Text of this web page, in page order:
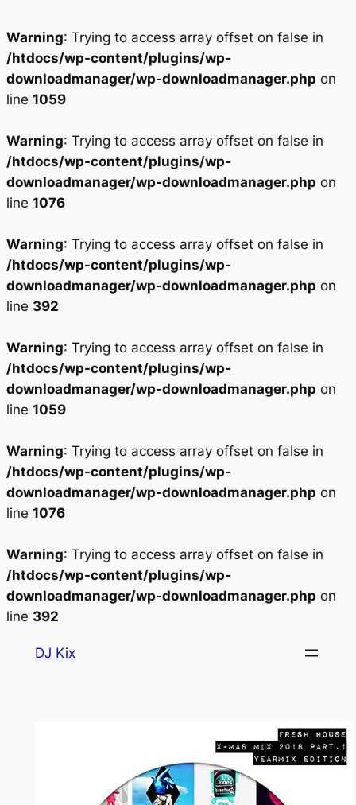
Warning: Trying to access array offset on false in
/htdocs/wp-content/plugins/wp-
downloadmanager/wp-downloadmanager.php on
line 1059
Warning: Trying to access array offset on false in
/htdocs/wp-content/plugins/wp-
downloadmanager/wp-downloadmanager.php on
line 1076
Warning: Trying to access array offset on false in
/htdocs/wp-content/plugins/wp-
downloadmanager/wp-downloadmanager.php on
line 392
Warning: Trying to access array offset on false in
/htdocs/wp-content/plugins/wp-
downloadmanager/wp-downloadmanager.php on
line 1059
Warning: Trying to access array offset on false in
/htdocs/wp-content/plugins/wp-
downloadmanager/wp-downloadmanager.php on
line 1076
Warning: Trying to access array offset on false in
/htdocs/wp-content/plugins/wp-
downloadmanager/wp-downloadmanager.php on
line 392
DJ Kix